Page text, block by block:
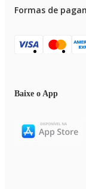
Formas de
Baixe o App